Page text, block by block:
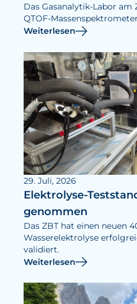
Das Gasanalytik-Labor am
QTOF-
Weiterlesen
29. Juli, 2026
Elektrolyse-
genommen
Das ZBT hat einen neuen
Wasserelektrolyse
validiert.
Weiterlesen